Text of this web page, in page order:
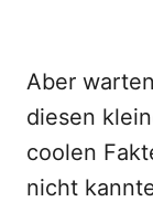
Aber
diesen
coolen
nicht